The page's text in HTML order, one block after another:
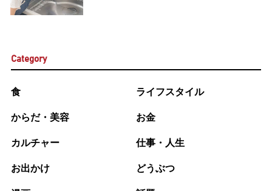
Category
食 ライフスタイル
からだ・美容 お金
カルチャー 仕事・人生
お出かけ どうぶつ